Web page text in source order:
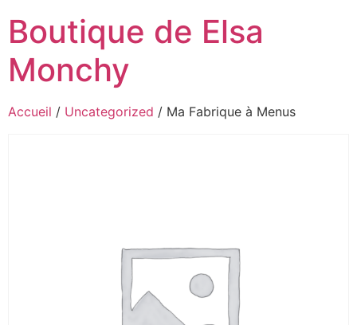
Boutique de Elsa
Monchy
Accueil / Uncategorized / Ma Fabrique à Menus